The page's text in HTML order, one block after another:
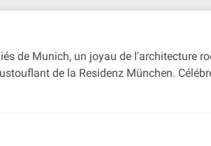
de Munich, un joyau de l'architecture
de la Residenz München.